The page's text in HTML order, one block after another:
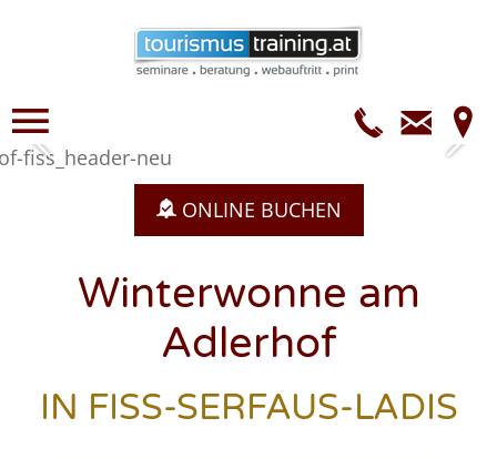
E-
Mail
ONLINE BUCHEN
Winterwonne am
Adlerhof
IN FISS-SERFAUS-LADIS